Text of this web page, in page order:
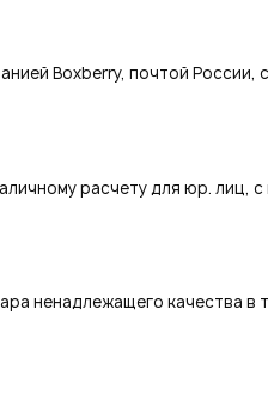
Boxberry, почтой России,
расчету для юр. лиц,
ненадлежащего качества в